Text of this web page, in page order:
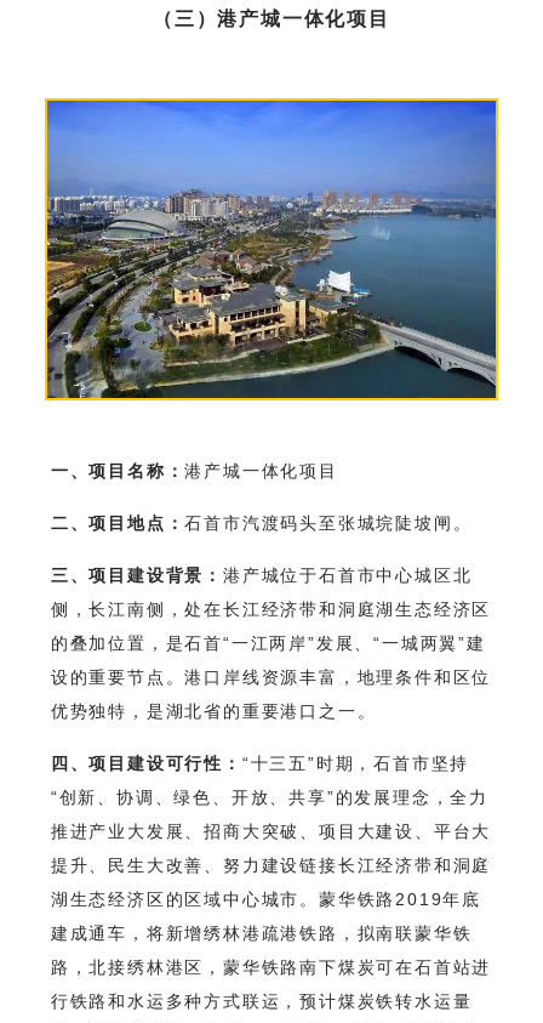
（三）港产城一体化项目
一、项目名称：港产城一体化项目
二、项目地点：石首市汽渡码头至张城垸陡坡闸。
三、项目建设背景：港产城位于石首市中心城区北
侧，长江南侧，处在长江经济带和洞庭湖生态经济区
的叠加位置，是石首“一江两岸”发展、“一城两翼”建
设的重要节点。港口岸线资源丰富，地理条件和区位
优势独特，是湖北省的重要港口之一。
四、项目建设可行性： “十三五”时期，石首市坚持
“创新、协调、绿色、开放、共享”的发展理念，全力
推进产业大发展、招商大突破、项目大建设、平台大
提升、民生大改善、努力建设链接长江经济带和洞庭
湖生态经济区的区域中心城市。蒙华铁路2019年底
建成通车，将新增绣林港疏港铁路，拟南联蒙华铁
路，北接绣林港区，蒙华铁路南下煤炭可在石首站进
行铁路和水运多种方式联运，预计煤炭铁转水运量